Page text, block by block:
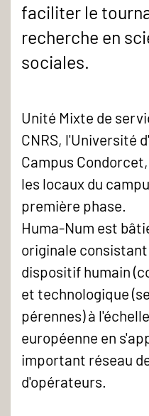
faciliter le
recherche en
sociales.
Unité Mixte de
CNRS, l'Université
Campus
les locaux du
première phase.
Huma-Num est
originale
dispositif humain
et technologique
pérennes) à
européenne en
important réseau
d'opérateurs.